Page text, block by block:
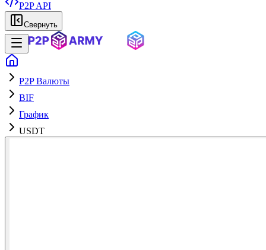
P2P API
Свернуть
P2P Валюты
BIF
График
USDT